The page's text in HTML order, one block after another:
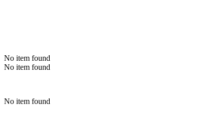
No item found
No item found
No item found